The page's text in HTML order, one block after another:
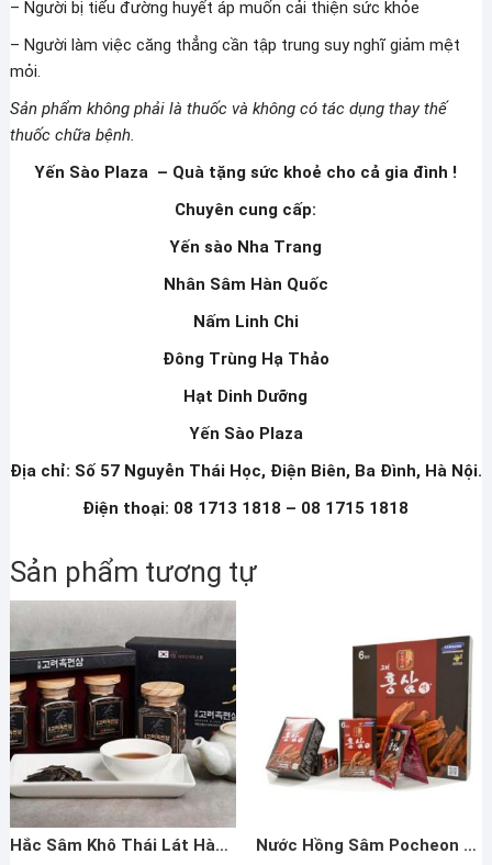
– Người bị tiểu đường huyết áp muốn cải thiện sức khỏe
– Người làm việc căng thẳng cần tập trung suy nghĩ giảm mệt
mỏi.
Sản phẩm không phải là thuốc và không có tác dụng thay thế
thuốc chữa bệnh.
Yến Sào Plaza – Quà tặng sức khoẻ cho cả gia đình !
Chuyên cung cấp:
Yến sào Nha Trang
Nhân Sâm Hàn Quốc
Nấm Linh Chi
Đông Trùng Hạ Thảo
Hạt Dinh Dưỡng
Yến Sào Plaza
Địa chỉ: Số 57 Nguyễn Thái Học, Điện Biên, Ba Đình, Hà Nội.
Điện thoại: 08 1713 1818 – 08 1715 1818
Sản phẩm tương tự
Hắc Sâm Khô Thái Lát Hàn Quốc Daedong – 75g X 3 Lọ – Yến Sào Plaza Nước Hồng Sâm Pocheon 30 Gói – Yến Sào Plaza